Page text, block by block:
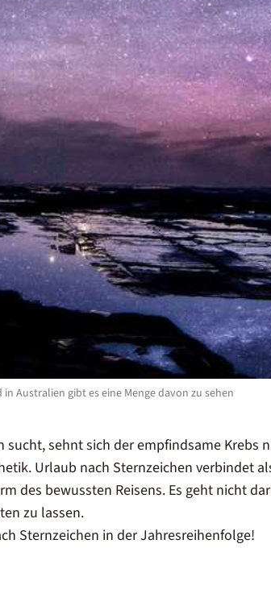
Australien gibt es eine Menge davon zu sehen
sehnt sich der empfindsame Krebs
Urlaub nach Sternzeichen verbindet
des bewussten Reisens. Es geht nicht
zu lassen.
Sternzeichen in der Jahresreihenfolge!